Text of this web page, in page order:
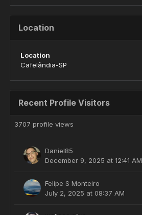
Location
Location
Cafelândia-SP
Recent Profile Visitors
3707 profile views
Daniel85
December 9, 2025 at 12:41 AM
Felipe S Monteiro
July 2, 2025 at 08:37 AM